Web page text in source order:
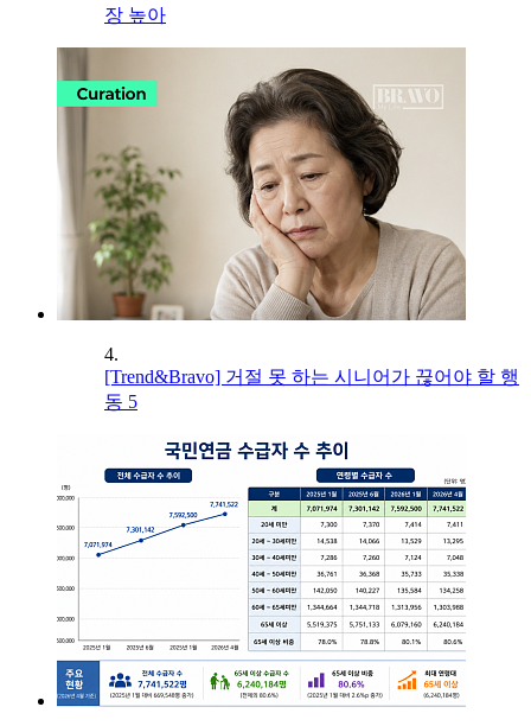
장 높아
4.
[Trend&Bravo] 거절 못 하는 시니어가 끊어야 할 행
동 5